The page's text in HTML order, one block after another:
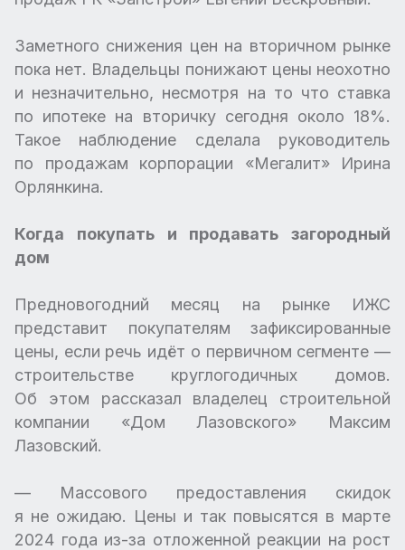
Заметного снижения цен на вторичном рынке
пока нет. Владельцы понижают цены неохотно
и незначительно, несмотря на то что ставка
по ипотеке на вторичку сегодня около 18%.
Такое наблюдение сделала руководитель
по продажам корпорации «Мегалит» Ирина
Орлянкина.
Когда покупать и продавать загородный
дом
Предновогодний месяц на рынке ИЖС
представит покупателям зафиксированные
цены, если речь идёт о первичном сегменте —
строительстве круглогодичных домов.
Об этом рассказал владелец строительной
компании «Дом Лазовского» Максим
Лазовский.
— Массового предоставления скидок
я не ожидаю. Цены и так повысятся в марте
2024 года из-за отложенной реакции на рост